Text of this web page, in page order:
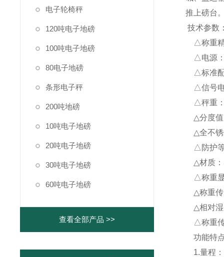
电子轮椅秤
120吨电子地磅
100吨电子地磅
80电子地磅
条形电子秤
200吨地磅
10吨电子地磅
20吨电子地磅
30吨电子地磅
60吨电子地磅
查看全部产品 >>
推上磅台
技术参数
△称重精
△电源：
△标准配
△信号电
△秤重：
△分度值
△全不锈
△防护等
△材质：
△称重显
△称重传
△相对湿
△称重传
功能特
1.量程